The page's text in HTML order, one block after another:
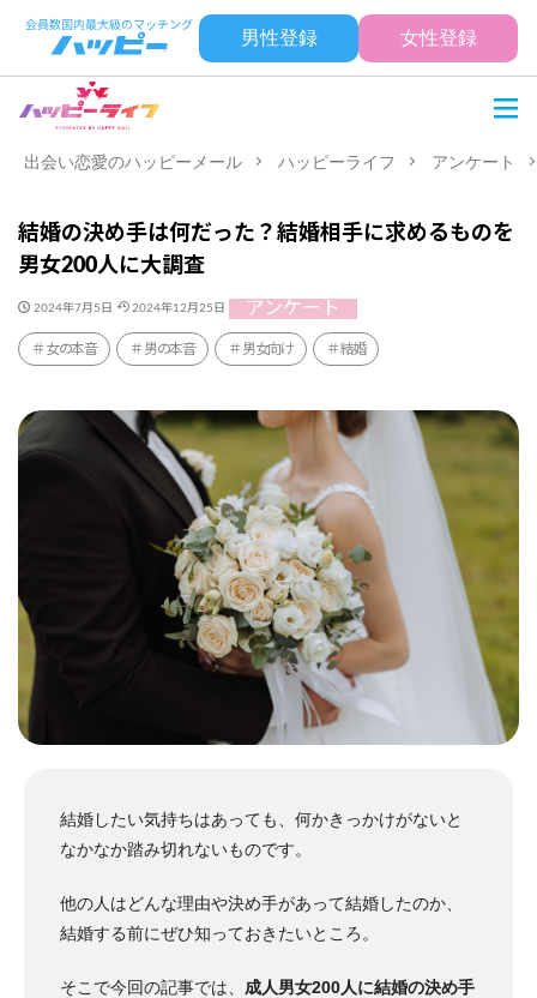
男性登録 女性登録
出会い恋愛のハッピーメール ハッピーライフ アンケート
結婚の決め手は何だった？結婚相手に求めるものを
男女200人に大調査
2024年7月5日 2024年12月25日 アンケート
女の本音 男の本音 男女向け 結婚
結婚したい気持ちはあっても、何かきっかけがないと
なかなか踏み切れないものです。
他の人はどんな理由や決め手があって結婚したのか、
結婚する前にぜひ知っておきたいところ。
そこで今回の記事では、 成人男女200人に結婚の決め手